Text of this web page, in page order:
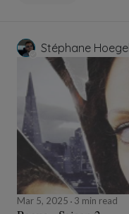
Stéphane Hoegel
Mar 5, 2025 3 min read